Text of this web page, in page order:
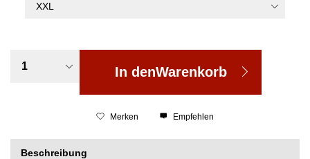
In denWarenkorb
Merken Empfehlen
Beschreibung